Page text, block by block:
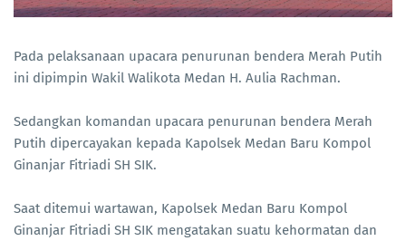
Pada pelaksanaan upacara penurunan bendera Merah Putih
ini dipimpin Wakil Walikota Medan H. Aulia Rachman.
Sedangkan komandan upacara penurunan bendera Merah
Putih dipercayakan kepada Kapolsek Medan Baru Kompol
Ginanjar Fitriadi SH SIK.
Saat ditemui wartawan, Kapolsek Medan Baru Kompol
Ginanjar Fitriadi SH SIK mengatakan suatu kehormatan dan